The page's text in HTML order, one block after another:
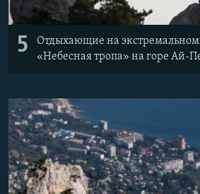
5
Отдыхающие на экстремальном
«Небесная тропа» на горе Ай-